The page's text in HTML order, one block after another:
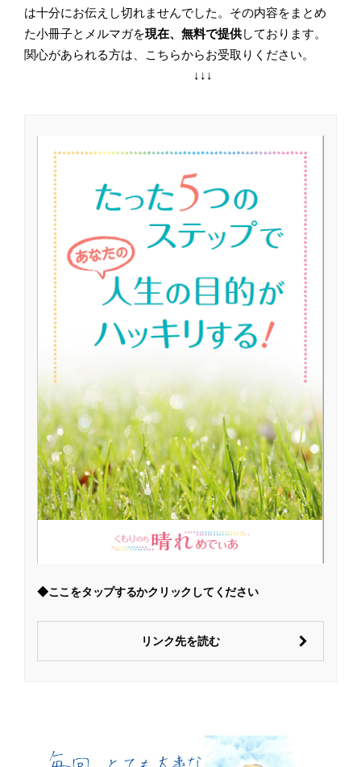
は十分にお伝えし切れませんでした。その内容をまとめ
た小冊子とメルマガを現在、無料で提供しております。
関心があられる方は、こちらからお受取りください。
↓↓↓
◆ここをタップするかクリックしてください
リンク先を読む